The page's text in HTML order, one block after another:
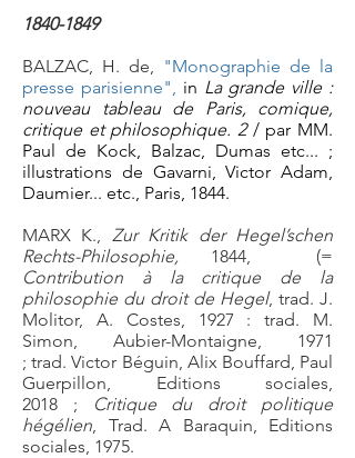
1840-1849
BALZAC, H. de, "Monographie de la
presse parisienne", in La grande ville :
nouveau tableau de Paris, comique,
critique et philosophique. 2 / par MM.
Paul de Kock, Balzac, Dumas etc... ;
illustrations de Gavarni, Victor Adam,
Daumier... etc., Paris, 1844.
MARX K., Zur Kritik der Hegel’schen
Rechts-Philosophie, 1844, (=
Contribution à la critique de la
philosophie du droit de Hegel, trad. J.
Molitor, A. Costes, 1927 : trad. M.
Simon, Aubier-Montaigne, 1971
; trad.Victor Béguin, Alix Bouffard, Paul
Guerpillon, Editions sociales,
2018 ;
Critique du droit politique
hégélien, Trad. A Baraquin, Editions
sociales, 1975.